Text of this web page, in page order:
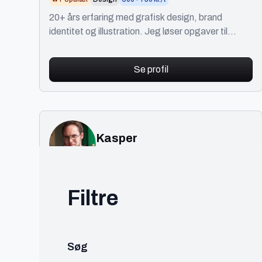
Filtre
Søg
20+ års erfaring med grafisk design, brand
identitet og illustration. Jeg løser opgaver til
miljøer.
Se profil
Kasper
🔥 Populær Design
det næste projekt hen?